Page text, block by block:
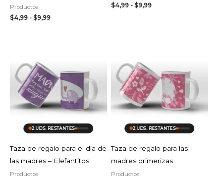
Productos
$4,99 - $9,99
$4,99 - $9,99
2 UDS. RESTANTES
Taza de regalo para el día de
las madres – Elefantitos
Productos
$4,99
hasta
$9,99
2 UDS. RESTANTES
Taza de regalo para las
madres primerizas
Productos
$4,99
hasta
$9,99